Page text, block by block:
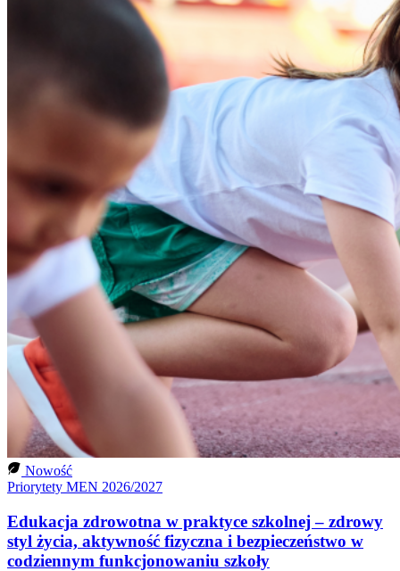
Nowość
Priorytety MEN 2026/2027
Edukacja zdrowotna w praktyce szkolnej – zdrowy
styl życia, aktywność fizyczna i bezpieczeństwo w
codziennym funkcjonowaniu szkoły